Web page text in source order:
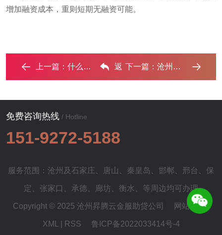
增加融资成本，重则短期无融资可能。
上一篇： 什么是债务优化，沧州债务优化有什么效果？ ...‌ 返 下一篇：沧州个人网贷可以债务重组吗？‌
免费咨询热线 / Hotline
151-9272-5188
服务范围：沧州及石家庄 唐山 秦皇岛 邯郸 邢台 保
定 张家口 承德 廊坊 衡水 、等周边均可办理
Copyright © 2025 沧州昇腾云金服助贷公司 网站地图|
XML RSS 鲁ICP备2022033414号-4